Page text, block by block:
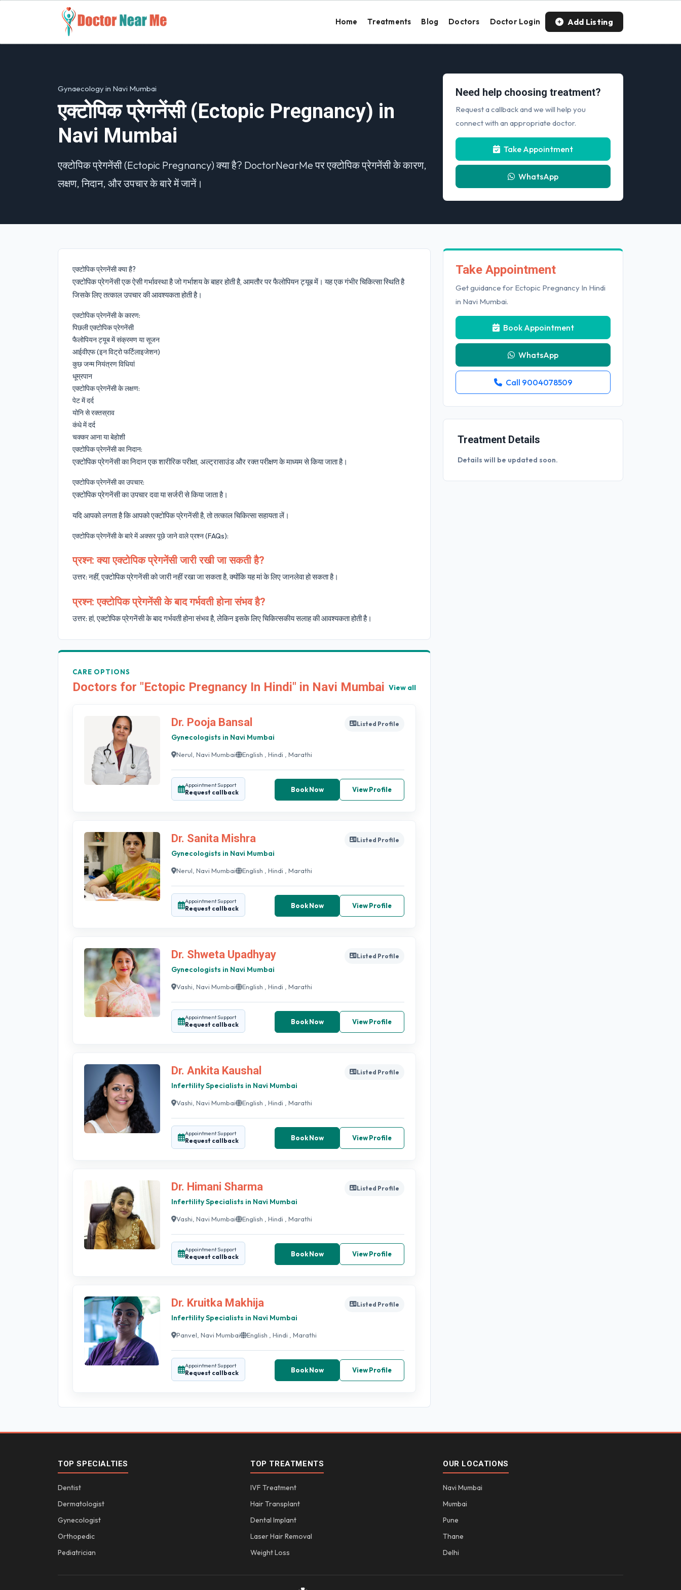
Home Treatments Blog Doctors Doctor Login Add Listing
Gynaecology in Navi Mumbai
एक्टोपिक प्रेगनेंसी (Ectopic Pregnancy) in
Navi Mumbai
एक्टोपिक प्रेगनेंसी (Ectopic Pregnancy) क्या है? DoctorNearMe पर एक्टोपिक प्रेगनेंसी के कारण,
लक्षण, निदान, और उपचार के बारे में जानें।
Need help choosing treatment?
Request a callback and we will help you
connect with an appropriate doctor.
Take Appointment
WhatsApp
एक्टोपिक प्रेगनेंसी क्या है?
एक्टोपिक प्रेगनेंसी एक ऐसी गर्भावस्था है जो गर्भाशय के बाहर होती है, आमतौर पर फैलोपियन ट्यूब में। यह एक गंभीर चिकित्सा स्थिति है
जिसके लिए तत्काल उपचार की आवश्यकता होती है।
एक्टोपिक प्रेगनेंसी के कारण:
पिछली एक्टोपिक प्रेगनेंसी
फैलोपियन ट्यूब में संक्रमण या सूजन
आईवीएफ (इन विट्रो फर्टिलाइजेशन)
कुछ जन्म नियंत्रण विधियां
धूम्रपान
एक्टोपिक प्रेगनेंसी के लक्षण:
पेट में दर्द
योनि से रक्तस्राव
कंधे में दर्द
चक्कर आना या बेहोशी
एक्टोपिक प्रेगनेंसी का निदान:
एक्टोपिक प्रेगनेंसी का निदान एक शारीरिक परीक्षा, अल्ट्रासाउंड और रक्त परीक्षण के माध्यम से किया जाता है।
एक्टोपिक प्रेगनेंसी का उपचार:
एक्टोपिक प्रेगनेंसी का उपचार दवा या सर्जरी से किया जाता है।
यदि आपको लगता है कि आपको एक्टोपिक प्रेगनेंसी है, तो तत्काल चिकित्सा सहायता लें।
एक्टोपिक प्रेगनेंसी के बारे में अक्सर पूछे जाने वाले प्रश्न (FAQs):
प्रश्न: क्या एक्टोपिक प्रेगनेंसी जारी रखी जा सकती है?
उत्तर: नहीं, एक्टोपिक प्रेगनेंसी को जारी नहीं रखा जा सकता है, क्योंकि यह मां के लिए जानलेवा हो सकता है।
प्रश्न: एक्टोपिक प्रेगनेंसी के बाद गर्भवती होना संभव है?
उत्तर: हां, एक्टोपिक प्रेगनेंसी के बाद गर्भवती होना संभव है, लेकिन इसके लिए चिकित्सकीय सलाह की आवश्यकता होती है।
CARE OPTIONS
Doctors for "Ectopic Pregnancy In Hindi" in Navi Mumbai View all
Dr. Pooja Bansal
Gynecologists in Navi Mumbai
Listed Profile
Nerul, Navi Mumbai English , Hindi , Marathi
Appointment Support
Request callback Book Now View Profile
Dr. Sanita Mishra
Gynecologists in Navi Mumbai
Listed Profile
Nerul, Navi Mumbai English , Hindi , Marathi
Appointment Support
Request callback Book Now View Profile
Dr. Shweta Upadhyay
Gynecologists in Navi Mumbai
Listed Profile
Vashi, Navi Mumbai English , Hindi , Marathi
Appointment Support
Request callback Book Now View Profile
Dr. Ankita Kaushal
Infertility Specialists in Navi Mumbai
Listed Profile
Vashi, Navi Mumbai English , Hindi , Marathi
Appointment Support
Request callback Book Now View Profile
Dr. Himani Sharma
Infertility Specialists in Navi Mumbai
Listed Profile
Vashi, Navi Mumbai English , Hindi , Marathi
Appointment Support
Request callback Book Now View Profile
Dr. Kruitka Makhija
Infertility Specialists in Navi Mumbai
Listed Profile
Panvel, Navi Mumbai English , Hindi , Marathi
Appointment Support
Request callback Book Now View Profile
Take Appointment
Get guidance for Ectopic Pregnancy In Hindi
in Navi Mumbai.
Book Appointment
WhatsApp
Call 9004078509
Treatment Details
Details will be updated soon.
TOP SPECIALTIES
Dentist
Dermatologist
Gynecologist
Orthopedic
Pediatrician
TOP TREATMENTS
IVF Treatment
Hair Transplant
Dental Implant
Laser Hair Removal
Weight Loss
OUR LOCATIONS
Navi Mumbai
Mumbai
Pune
Thane
Delhi